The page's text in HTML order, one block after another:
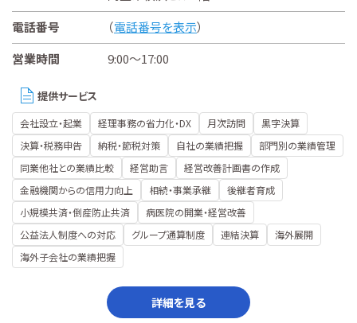
電話番号
（電話番号を表示）
営業時間
9:00～17:00
提供サービス
会社設立・起業 経理事務の省力化・DX 月次訪問
黒字決算
決算・税務申告
納税・節税対策 自社の業績把握
部門別の業績管理
同業他社との業績比較
経営助言
経営改善計画書の作成
金融機関からの信用力向上
相続・事業承継
後継者育成
小規模共済・倒産防止共済
病医院の開業・経営改善
公益法人制度への対応
グループ通算制度 連結決算
海外展開
海外子会社の業績把握
詳細を見る